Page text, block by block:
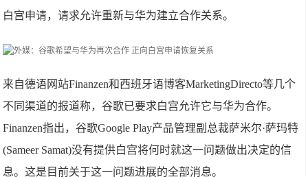
白宫申请，请求允许重新与华为建立合作关系。
来自德语网站Finanzen和西班牙语博客MarketingDirecto等几个
不同渠道的报道称，谷歌已要求白宫允许它与华为合作。
Finanzen指出，谷歌Google Play产品管理副总裁萨米尔·萨玛特
(Sameer Samat)没有提供白宫将何时就这一问题做出决定的信
息。这是目前关于这一问题进展的全部消息。